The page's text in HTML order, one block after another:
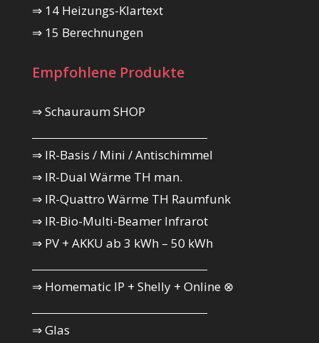
⇒ 14 Heizungs-Klartext
⇒ 15 Berechnungen
Empfohlene Produkte
⇒ Schauraum SHOP
⇒ IR-Basis / Mini / Antischimmel
⇒ IR-Dual Wärme TH man.
⇒ IR-Quattro Wärme TH Raumfunk
⇒ IR-Bio-Multi-Beamer Infrarot
⇒ PV + AKKU ab 3 kWh – 50 kWh
⇒ Homematic IP + Shelly + Online ⊗
⇒ Glas